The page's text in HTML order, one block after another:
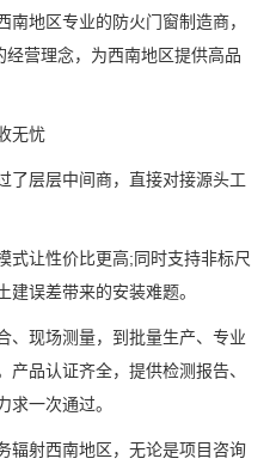
地区专业的防火门窗制造商，
营理念，为西南地区提供高品
无忧
层层中间商，直接对接源头工
让性价比更高;同时支持非标尺
误差带来的安装难题。
现场测量，到批量生产、专业
品认证齐全，提供检测报告、
求一次通过。
射西南地区，无论是项目咨询